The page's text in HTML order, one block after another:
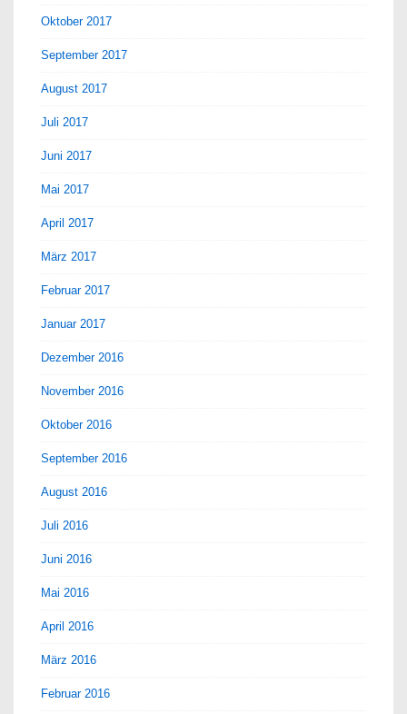
Oktober 2017
September 2017
August 2017
Juli 2017
Juni 2017
Mai 2017
April 2017
März 2017
Februar 2017
Januar 2017
Dezember 2016
November 2016
Oktober 2016
September 2016
August 2016
Juli 2016
Juni 2016
Mai 2016
April 2016
März 2016
Februar 2016